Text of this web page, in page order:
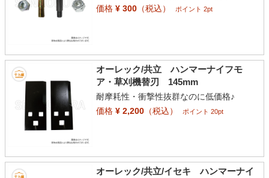
価格¥ 300（税込） ポイント 2pt
オーレック/共立 ハンマーナイフモ
ア・草刈機替刃 145mm
耐摩耗性・衝撃性抜群なのに低価格♪
価格¥ 2,200（税込） ポイント 20pt
オーレック/共立/イセキ ハンマーナイ